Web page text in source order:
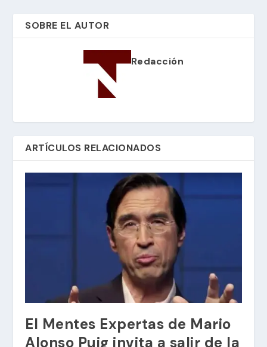
SOBRE EL AUTOR
Redacción
ARTÍCULOS RELACIONADOS
El Mentes Expertas de Mario
Alonso Puig invita a salir de la